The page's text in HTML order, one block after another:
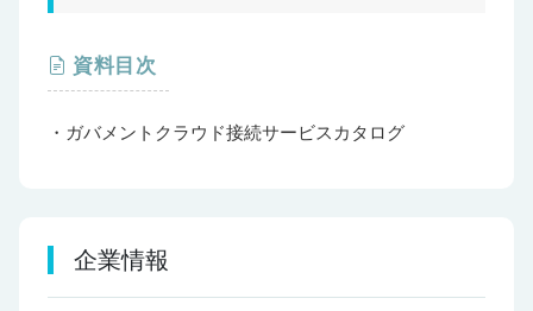
資料目次
・ガバメントクラウド接続サービスカタログ
企業情報